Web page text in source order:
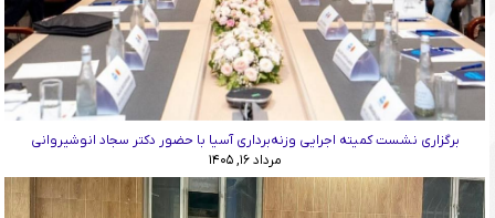
برگزاری نشست کمیته اجرایی وزنه‌برداری آسیا با حضور دکتر سجاد انوشیروانی
مرداد ۱۶, ۱۴۰۵